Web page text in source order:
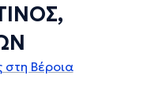
Βέροια